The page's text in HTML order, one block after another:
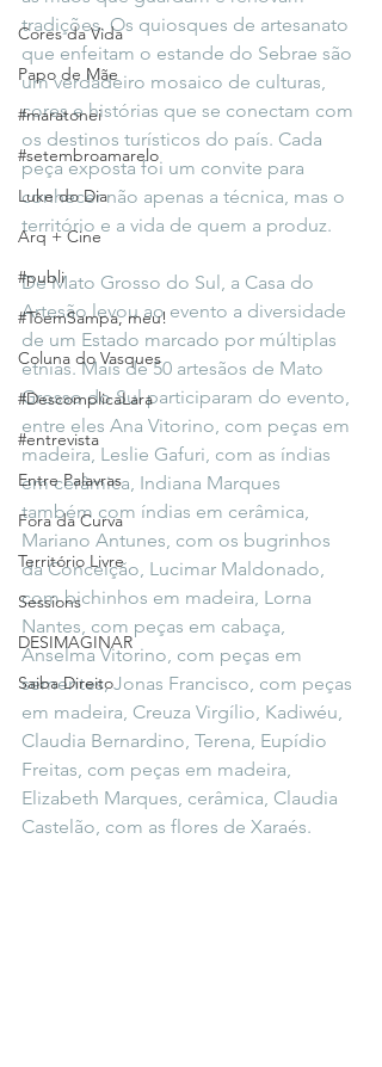
Cores da Vida
Papo de Mãe
#maratonei
#setembroamarelo
Luke do Dia
Arq + Cine
#publi
#TôemSampa, meu!
Coluna do Vasques
#DescomplicaLara
#entrevista
Entre Palavras
Fora da Curva
Território Livre
Sessions
DESIMAGINAR
Saiba Direito
tradições. Os quiosques de artesanato
que enfeitam o estande do Sebrae são
um verdadeiro mosaico de culturas,
cores e histórias que se conectam com
os destinos turísticos do país. Cada
peça exposta foi um convite para
conhecer não apenas a técnica, mas o
território e a vida de quem a produz.
De Mato Grosso do Sul, a Casa do
Artesão levou ao evento a diversidade
de um Estado marcado por múltiplas
etnias. Mais de 50 artesãos de Mato
Grosso do Sul participaram do evento,
entre eles Ana Vitorino, com peças em
madeira, Leslie Gafuri, com as índias
em cerâmica, Indiana Marques
também com índias em cerâmica,
Mariano Antunes, com os bugrinhos
da Conceição, Lucimar Maldonado,
com bichinhos em madeira, Lorna
Nantes, com peças em cabaça,
Anselma Vitorino, com peças em
sementes, Jonas Francisco, com peças
em madeira, Creuza Virgílio, Kadiwéu,
Claudia Bernardino, Terena, Eupídio
Freitas, com peças em madeira,
Elizabeth Marques, cerâmica, Claudia
Castelão, com as flores de Xaraés.